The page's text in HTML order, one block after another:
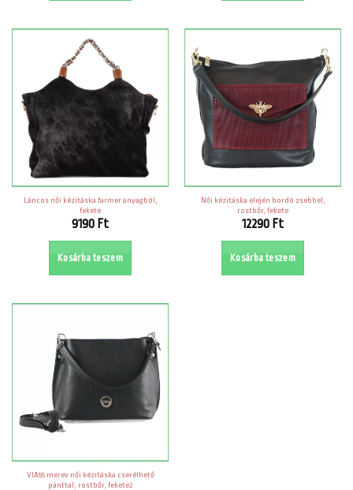
Láncos női kézitáska farmer anyagból,
fekete
9190 Ft
Kosárba teszem
Női kézitáska elején bordó zsebbel,
rostbőr, fekete
12290 Ft
Kosárba teszem
VIA55 merev női kézitáska cserélhető
pánttal, rostbőr, fekete2